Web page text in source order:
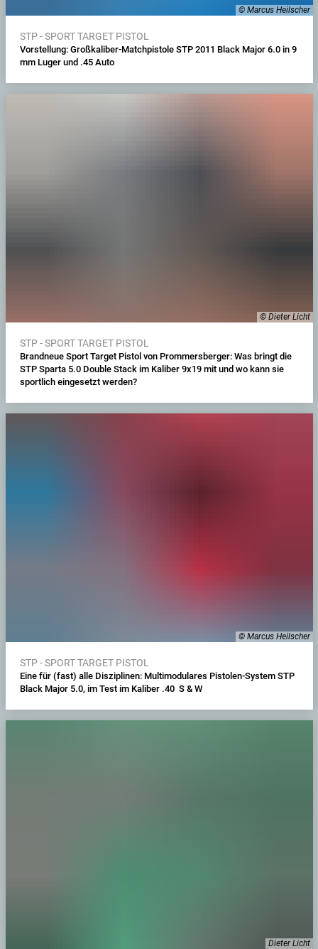
© Marcus Heilscher
STP - SPORT TARGET PISTOL
Vorstellung: Großkaliber-Matchpistole STP 2011 Black Major 6.0 in 9
mm Luger und .45 Auto
© Dieter Licht
STP - SPORT TARGET PISTOL
Brandneue Sport Target Pistol von Prommersberger: Was bringt die
STP Sparta 5.0 Double Stack im Kaliber 9x19 mit und wo kann sie
sportlich eingesetzt werden?
© Marcus Heilscher
STP - SPORT TARGET PISTOL
Eine für (fast) alle Disziplinen: Multimodulares Pistolen-System STP
Black Major 5.0, im Test im Kaliber .40 S & W
Dieter Licht